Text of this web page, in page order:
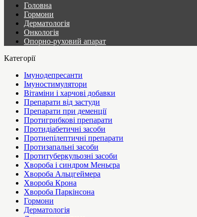
Головна
Гормони
Дерматологія
Онкологія
Опорно-руховий апарат
Категорії
Імунодепресанти
Імуностимулятори
Вітаміни і харчові добавки
Препарати від застуди
Препарати при деменції
Протигрибкові препарати
Протидіабетичні засоби
Протиепілептичні препарати
Протизапальні засоби
Протитуберкульозні засоби
Хвороба і синдром Меньєра
Хвороба Альцгеймера
Хвороба Крона
Хвороба Паркінсона
Гормони
Дерматологія